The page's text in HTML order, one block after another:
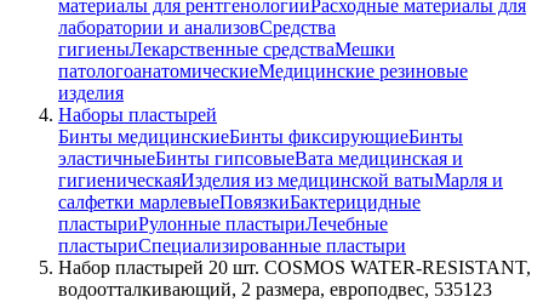
материалы для рентгенологииРасходные материалы для
лаборатории и анализовСредства
гигиеныЛекарственные средстваМешки
патологоанатомическиеМедицинские резиновые
изделия
Наборы пластырей
Бинты медицинскиеБинты фиксирующиеБинты
эластичныеБинты гипсовыеВата медицинская и
гигиеническаяИзделия из медицинской ватыМарля и
салфетки марлевыеПовязкиБактерицидные
пластыриРулонные пластыриЛечебные
пластыриСпециализированные пластыри
Набор пластырей 20 шт. COSMOS WATER-RESISTANT,
водоотталкивающий, 2 размера, европодвес, 535123